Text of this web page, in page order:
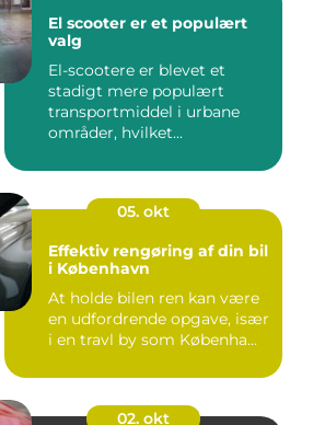
El scooter er et populært
valg
El-scootere er blevet et
stadigt mere populært
transportmiddel i urbane
områder, hvilket...
05. okt
Effektiv rengøring af din bil
i København
At holde bilen ren kan være
en udfordrende opgave, især
i en travl by som Københa...
02. okt